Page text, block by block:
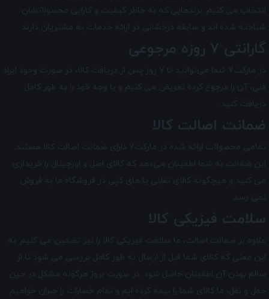
انتخاب می کنیم. برندهایی که به خاطر کیفیت و کارایی محصولاتشان
شناخته شده اند و سابقه درخشانی در ارائه خدمات به مشتریان دارند.
گارانتی 7 روزه مرجوعی
در مارکت7 شما می‌توانید تا 7 روز پس از دریافت کالا، در صورت وجود ایراد
فنی، آن را مرجوع کرده تعویض می کنیم و یا وجه خود را به طور کامل
دریافت کنید.
ضمانت اصالت کالا
تمامی محصولات ارائه شده در مارکت7
دارای ضمانت اصالت کالا هستند.
این ضمانت به شما اطمینان می‌دهد که کالای اصل و اورجینال را خریداری
می کنید و هیچگونه کالای تقلبی یا های کپی در فروشگاه ما به فروش
نمی رسد.
سلامت فیزیکی کالا
علاوه بر ضمانت اصالت، ما سلامت فیزیکی کالا را نیز تضمین می‌ کنیم. به
این معنی که کالای شما قبل از ارسال به طور کامل بررسی می شود تا از
سالم بودن آن اطمینان حاصل شود. در صورت بروز هرگونه مشکل در حین
حمل و نقل، ما کالای شما را بیمه کرده ایم و تمام خسارات را جبران خواهیم